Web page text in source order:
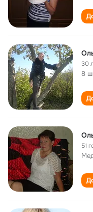
30
8
51